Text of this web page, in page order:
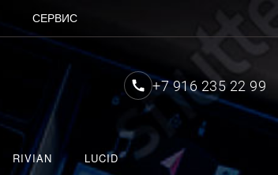
СЕРВИС
+7 916 235 22 99
RIVIAN LUCID